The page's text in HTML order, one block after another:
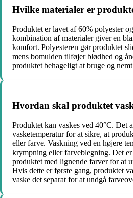
Hvilke materialer er
Produktet er lavet af 60% polyester
kombination af materialer giver en
komfort. Polyesteren gør produktet
mens bomulden tilføjer blødhed og
produktet behageligt at bruge og
Hvordan skal produktet
Produktet kan vaskes ved 40°C. Det
vasketemperatur for at sikre, at
eller farve. Vaskning ved en højere
krympning eller farveblegning. Det er
produktet med lignende farver for at
Hvis dette er første gang, produktet
vaske det separat for at undgå